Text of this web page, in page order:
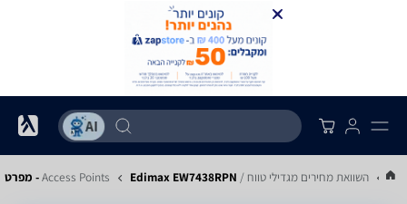
... השוואת מחירים מגדילי טווח / Access Points Edimax EW7438RPN - מפרט